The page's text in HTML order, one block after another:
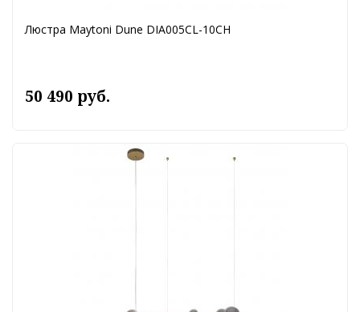
Люстра Maytoni Dune DIA005CL-10CH
50 490 руб.